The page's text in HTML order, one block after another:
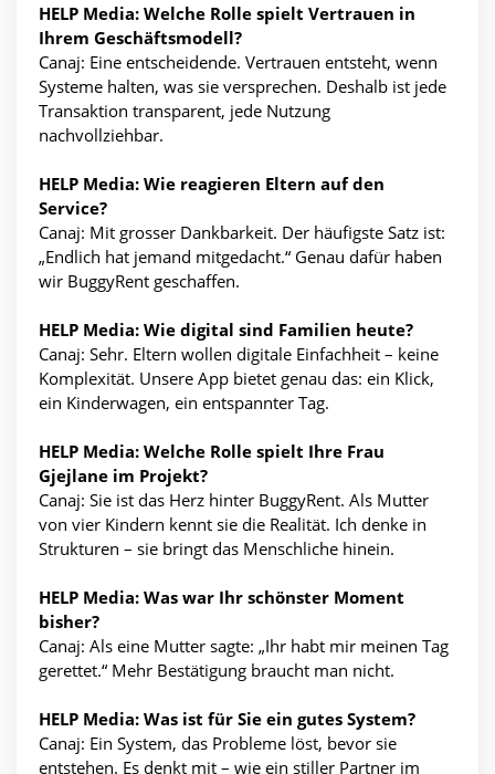
HELP Media: Welche Rolle spielt Vertrauen in
Ihrem Geschäftsmodell?
Canaj: Eine entscheidende. Vertrauen entsteht, wenn
Systeme halten, was sie versprechen. Deshalb ist jede
Transaktion transparent, jede Nutzung
nachvollziehbar.
HELP Media: Wie reagieren Eltern auf den
Service?
Canaj: Mit grosser Dankbarkeit. Der häufigste Satz ist:
„Endlich hat jemand mitgedacht.“ Genau dafür haben
wir BuggyRent geschaffen.
HELP Media: Wie digital sind Familien heute?
Canaj: Sehr. Eltern wollen digitale Einfachheit – keine
Komplexität. Unsere App bietet genau das: ein Klick,
ein Kinderwagen, ein entspannter Tag.
HELP Media: Welche Rolle spielt Ihre Frau
Gjejlane im Projekt?
Canaj: Sie ist das Herz hinter BuggyRent. Als Mutter
von vier Kindern kennt sie die Realität. Ich denke in
Strukturen – sie bringt das Menschliche hinein.
HELP Media: Was war Ihr schönster Moment
bisher?
Canaj: Als eine Mutter sagte: „Ihr habt mir meinen Tag
gerettet.“ Mehr Bestätigung braucht man nicht.
HELP Media: Was ist für Sie ein gutes System?
Canaj: Ein System, das Probleme löst, bevor sie
entstehen. Es denkt mit – wie ein stiller Partner im